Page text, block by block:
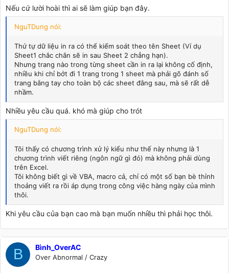
Nếu cứ lười hoài thì ai sẽ làm giúp bạn đây.
NguTDung nói:
Thứ tự dữ liệu in ra có thể kiểm soát theo tên Sheet (Ví dụ
Sheet1 chắc chắn sẽ in sau Sheet 2 chẳng hạn).
Nhưng trang nào trong từng sheet cần in ra lại không cố định,
nhiều khi chỉ bớt đi 1 trang trong 1 sheet mà phải gõ đánh số
trang bằng tay cho toàn bộ các sheet đằng sau, mà sẽ rất dễ
nhầm.
Nhiều yêu cầu quá. khó mà giúp cho trót
NguTDung nói:
Tôi thấy có chương trình xử lý kiểu như thế này nhưng là 1
chương trình viết riêng (ngôn ngữ gì đó) mà không phải dùng
trên Excel.
Tôi không biết gì về VBA, macro cả, chỉ có một số bạn bè thỉnh
thoảng viết ra rồi áp dụng trong công việc hàng ngày của mình
thôi.
Khi yêu cầu của bạn cao mà bạn muốn nhiều thì phải học thôi.
B Bình_OverAC
Over Abnormal / Crazy